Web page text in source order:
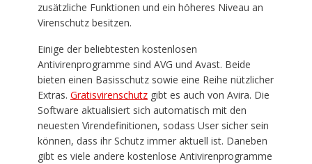
zusätzliche Funktionen und ein höheres Niveau an
Virenschutz besitzen.
Einige der beliebtesten kostenlosen
Antivirenprogramme sind AVG und Avast. Beide
bieten einen Basisschutz sowie eine Reihe nützlicher
Extras. Gratisvirenschutzgibt es auch von Avira. Die
Software aktualisiert sich automatisch mit den
neuesten Virendefinitionen, sodass User sicher sein
können, dass ihr Schutz immer aktuell ist. Daneben
gibt es viele andere kostenlose Antivirenprogramme